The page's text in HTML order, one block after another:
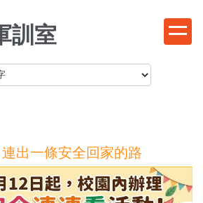
訓室
出一條安全回家的路